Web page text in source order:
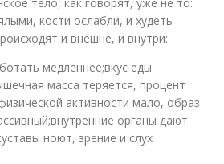
кости ослабли, и худеть
и внешне, и внутри:
медленнее;вкус еды
масса теряется, процент
активности мало, образ
органы дают
ноют, зрение и слух